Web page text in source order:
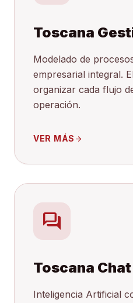
Toscana
Modelado de
empresarial integral.
organizar cada flujo
operación.
VER MÁS arrow_forward
forum
Toscana Chat
Inteligencia Artificial